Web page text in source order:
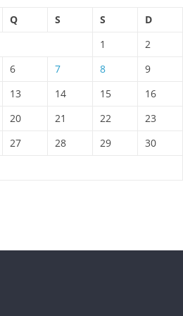
Q S S
D
1
2
6 7 8
9
13 14 15
16
20 21 22
23
27 28 29
30